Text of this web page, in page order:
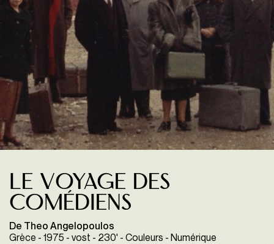
Le Voyage des
comédiens
De Theo Angelopoulos
Grèce - 1975 - vost - 230' - Couleurs - Numérique